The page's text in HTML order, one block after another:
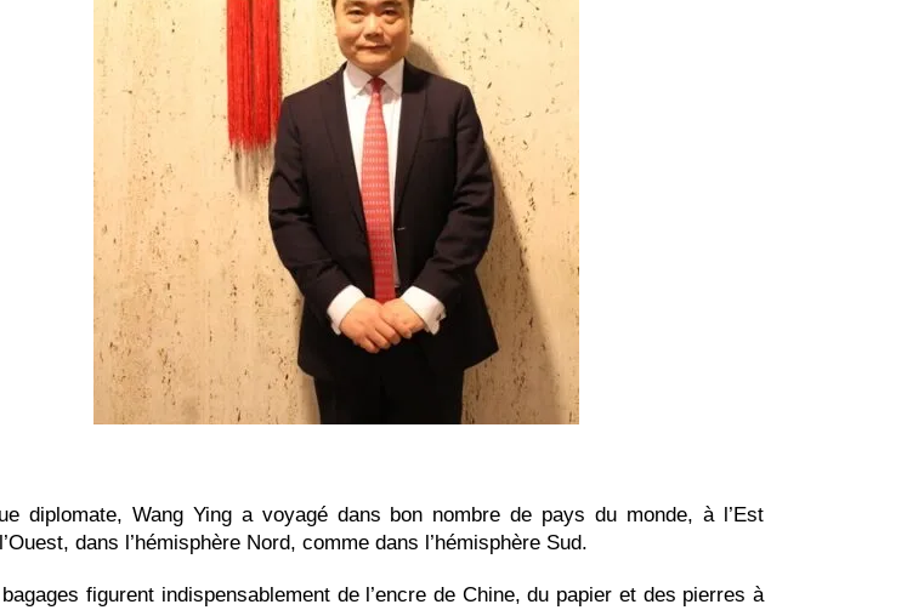
diplomate, Wang Ying a voyagé dans bon nombre de pays du monde, à l’Est
dans l’hémisphère Nord, comme dans l’hémisphère Sud.
figurent indispensablement de l’encre de Chine, du papier et des pierres à